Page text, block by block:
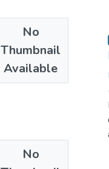
No
Thumbnail
Available
No